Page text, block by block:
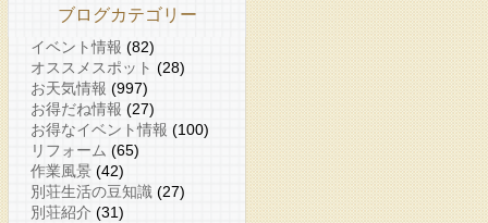
ブログカテゴリー
イベント情報 (82)
オススメスポット (28)
お天気情報 (997)
お得だね情報 (27)
お得なイベント情報 (100)
リフォーム (65)
作業風景 (42)
別荘生活の豆知識 (27)
別荘紹介 (31)